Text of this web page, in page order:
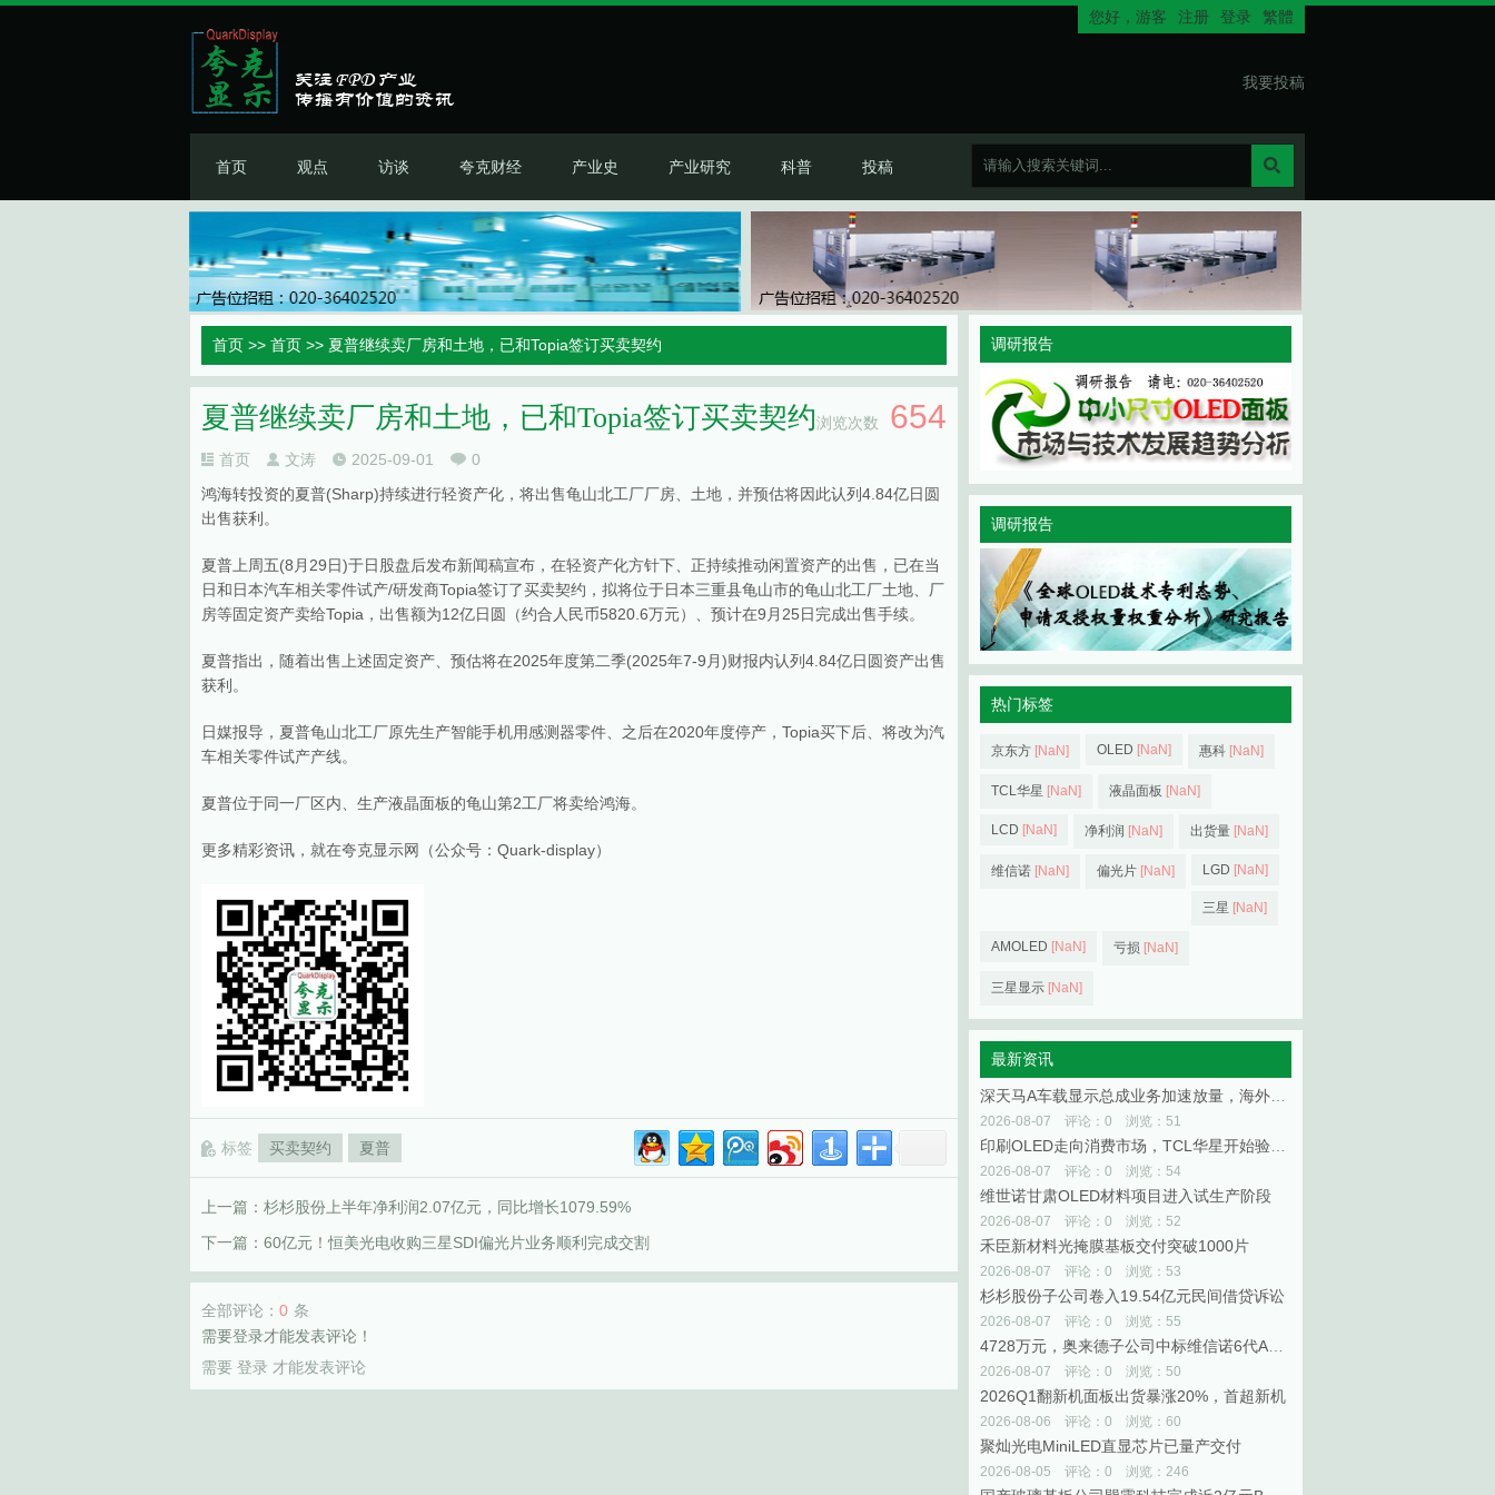
您好， 游客 注册 登录 繁體
我要投稿
首页 观点 访谈 夸克财经 产业史 产业研究 科普 投稿
首页 >> 首页 >> 夏普继续卖厂房和土地，已和Topia签订买卖契约
夏普继续卖厂房和土地，已和Topia签订买卖契约
首页 文涛 2025-09-01 0
浏览次数 654
鸿海转投资的夏普(Sharp)持续进行轻资产化，将出售龟山北工厂厂房、土地，并预估将因此认列4.84亿日圆
出售获利。
夏普上周五(8月29日)于日股盘后发布新闻稿宣布，在轻资产化方针下、正持续推动闲置资产的出售，已在当
日和日本汽车相关零件试产/研发商Topia签订了买卖契约，拟将位于日本三重县龟山市的龟山北工厂土地、厂
房等固定资产卖给Topia，出售额为12亿日圆（约合人民币5820.6万元）、预计在9月25日完成出售手续。
夏普指出，随着出售上述固定资产、预估将在2025年度第二季(2025年7-9月)财报内认列4.84亿日圆资产出售
获利。
日媒报导，夏普龟山北工厂原先生产智能手机用感测器零件、之后在2020年度停产，Topia买下后、将改为汽
车相关零件试产产线。
夏普位于同一厂区内、生产液晶面板的龟山第2工厂将卖给鸿海。
更多精彩资讯，就在夸克显示网（公众号：Quark-display）
标签 买卖契约 夏普
上一篇： 杉杉股份上半年净利润2.07亿元，同比增长1079.59%
下一篇： 60亿元！恒美光电收购三星SDI偏光片业务顺利完成交割
全部评论： 0 条
需要登录才能发表评论！
需要 登录 才能发表评论
调研报告
调研报告
热门标签
京东方 [NaN] OLED [NaN] 惠科 [NaN]
TCL华星 [NaN] 液晶面板 [NaN]
LCD [NaN] 净利润 [NaN] 出货量 [NaN]
维信诺 [NaN] 偏光片 [NaN] LGD [NaN]
三星 [NaN]
AMOLED [NaN] 亏损 [NaN]
三星显示 [NaN]
最新资讯
2026-08-07 评论：0 浏览：51
2026-08-07 评论：0 浏览：54
维世诺甘肃OLED材料项目进入试生产阶段
2026-08-07 评论：0 浏览：52
禾臣新材料光掩膜基板交付突破1000片
2026-08-07 评论：0 浏览：53
杉杉股份子公司卷入19.54亿元民间借贷诉讼
2026-08-07 评论：0 浏览：55
2026-08-07 评论：0 浏览：50
2026Q1翻新机面板出货暴涨20%，首超新机
2026-08-06 评论：0 浏览：60
聚灿光电MiniLED直显芯片已量产交付
2026-08-05 评论：0 浏览：246